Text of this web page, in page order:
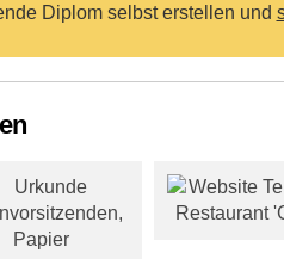
Diplom selbst erstellen und